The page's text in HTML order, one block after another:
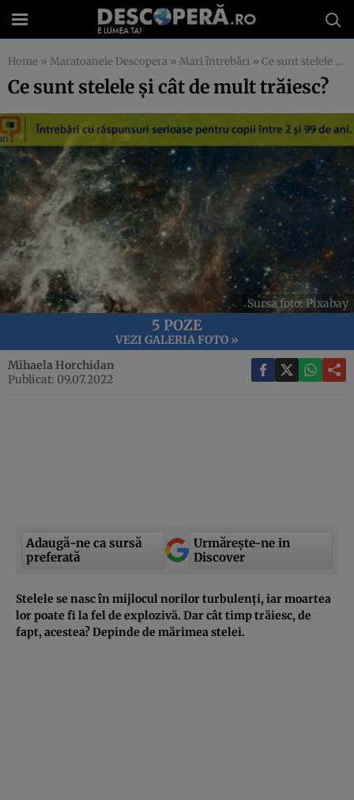
Home » Maratoanele Descopera » Mari întrebări » Ce sunt stelele și cât de mult trăiesc?
Ce sunt stelele și cât de mult trăiesc?
Sursa foto: Pixabay
5 POZE
VEZI GALERIA FOTO »
Mihaela Horchidan
Publicat: 09.07.2022
Adaugă-ne ca sursă
preferată
Urmărește-ne in
Discover
Stelele se nasc în mijlocul norilor turbulenți, iar moartea
lor poate fi la fel de explozivă. Dar cât timp trăiesc, de
fapt, acestea? Depinde de mărimea stelei.